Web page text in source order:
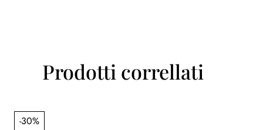
Prodotti correllati
-30%